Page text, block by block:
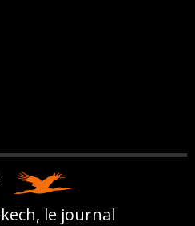
le journal